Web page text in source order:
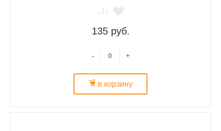
135 руб.
- +
в корзину